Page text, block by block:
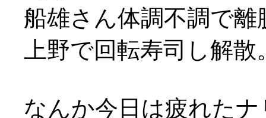
船雄さん体調不調で
上野で回転寿司し解散
なんか今日は疲れた